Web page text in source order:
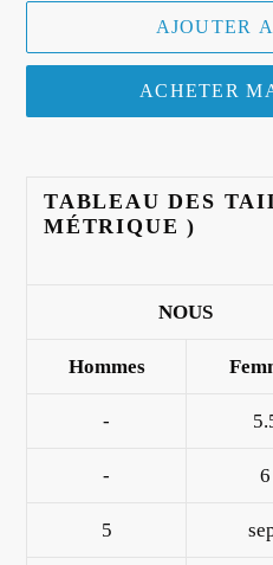
AJOUTER
ACHETER
produit
TABLEAU DES
MÉTRIQUE)
NOUS
Hommes
-
- 6
5